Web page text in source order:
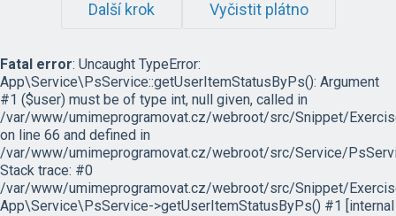
Další krok Vyčistit plátno
Fatal error: Uncaught TypeError:
App\Service\PsService::getUserItemStatusByPs(): Argument
#1 ($user) must be of type int, null given, called in
/var/www/umimeprogramovat.cz/webroot/src/Snippet/
on line 66 and defined in
/var/www/umimeprogramovat.cz/webroot/src/Service/
Stack trace: #0
/var/www/umimeprogramovat.cz/webroot/src/Snippet/
App\Service\PsService->getUserItemStatusByPs() #1 [internal